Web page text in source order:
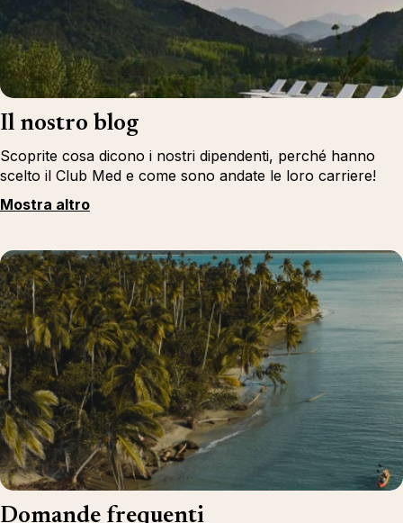
Il nostro blog
Scoprite cosa dicono i nostri dipendenti, perché hanno
scelto il Club Med e come sono andate le loro carriere!
Mostra altro
Domande frequenti